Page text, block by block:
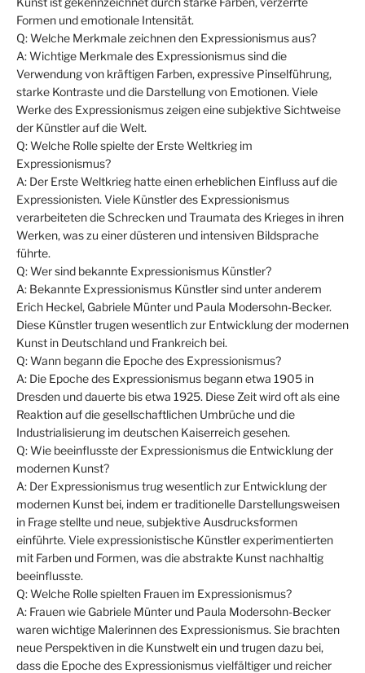
Formen und emotionale Intensität.
Q: Welche Merkmale zeichnen den Expressionismus aus?
A: Wichtige Merkmale des Expressionismus sind die
Verwendung von kräftigen Farben, expressive Pinselführung,
starke Kontraste und die Darstellung von Emotionen. Viele
Werke des Expressionismus zeigen eine subjektive Sichtweise
der Künstler auf die Welt.
Q: Welche Rolle spielte der Erste Weltkrieg im
Expressionismus?
A: Der Erste Weltkrieg hatte einen erheblichen Einfluss auf die
Expressionisten. Viele Künstler des Expressionismus
verarbeiteten die Schrecken und Traumata des Krieges in ihren
Werken, was zu einer düsteren und intensiven Bildsprache
führte.
Q: Wer sind bekannte Expressionismus Künstler?
A: Bekannte Expressionismus Künstler sind unter anderem
Erich Heckel, Gabriele Münter und Paula Modersohn-Becker.
Diese Künstler trugen wesentlich zur Entwicklung der modernen
Kunst in Deutschland und Frankreich bei.
Q: Wann begann die Epoche des Expressionismus?
A: Die Epoche des Expressionismus begann etwa 1905 in
Dresden und dauerte bis etwa 1925. Diese Zeit wird oft als eine
Reaktion auf die gesellschaftlichen Umbrüche und die
Industrialisierung im deutschen Kaiserreich gesehen.
Q: Wie beeinflusste der Expressionismus die Entwicklung der
modernen Kunst?
A: Der Expressionismus trug wesentlich zur Entwicklung der
modernen Kunst bei, indem er traditionelle Darstellungsweisen
in Frage stellte und neue, subjektive Ausdrucksformen
einführte. Viele expressionistische Künstler experimentierten
mit Farben und Formen, was die abstrakte Kunst nachhaltig
beeinflusste.
Q: Welche Rolle spielten Frauen im Expressionismus?
A: Frauen wie Gabriele Münter und Paula Modersohn-Becker
waren wichtige Malerinnen des Expressionismus. Sie brachten
neue Perspektiven in die Kunstwelt ein und trugen dazu bei,
dass die Epoche des Expressionismus vielfältiger und reicher